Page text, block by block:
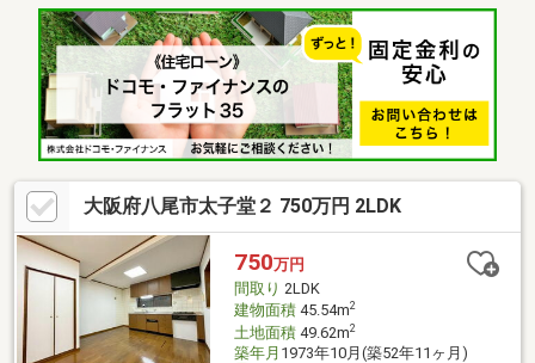
生活をスタート。 〇4DKのゆったり間取り！収納スペースも豊富
で、家族みんなが快適に過ごせます。 〇システムキッチンとグリ
ル付き！料理の幅が広がり、楽しい食生活が実現。 〇浴室に窓あ
り！明るく換気もでき、快適な入浴タイムをお楽しみください。
大阪府八尾市太子堂２ 750万円 2LDK
750万円
間取り 2LDK
建物面積45.54m2
土地面積49.62m2
築年月 1973年10月(築52年11ヶ月)